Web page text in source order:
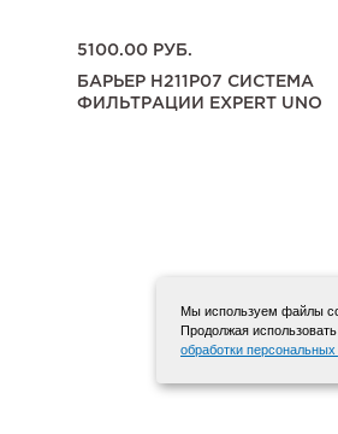
5100.00 РУБ.
БАРЬЕР H211P07 СИСТЕМА
ФИЛЬТРАЦИИ EXPERT UNO
Мы используем файлы
Продолжая
обработки